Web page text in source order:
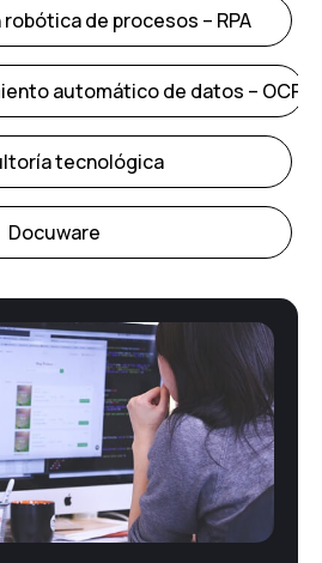
de procesos – RPA
automático de datos – OCR
tecnológica
Docuware
Electrónica
electrónica
– ECM